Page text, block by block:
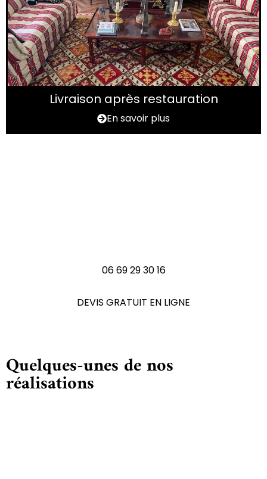
Livraison après restauration
En savoir plus
06 69 29 30 16
DEVIS GRATUIT EN LIGNE
Quelques-unes de nos
réalisations